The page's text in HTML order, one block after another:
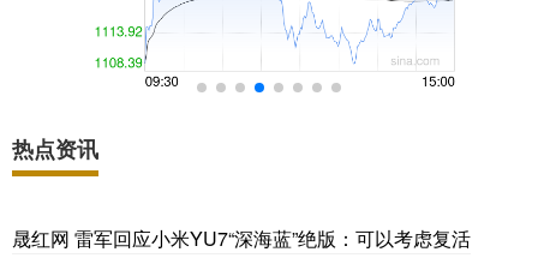
热点资讯
晟红网 雷军回应小米YU7“深海蓝”绝版：可以考虑复活